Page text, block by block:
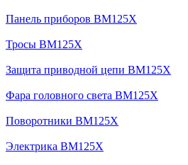
Панель приборов BM125X
Тросы BM125X
Защита приводной цепи BM125X
Фара головного света BM125X
Поворотники BM125X
Электрика BM125X